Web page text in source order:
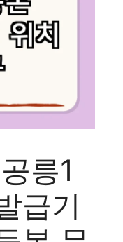
릉1
급기